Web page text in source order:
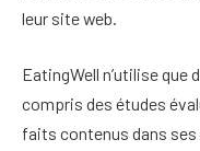
leur site web.
EatingWell n’utilise que
compris des études
faits contenus dans